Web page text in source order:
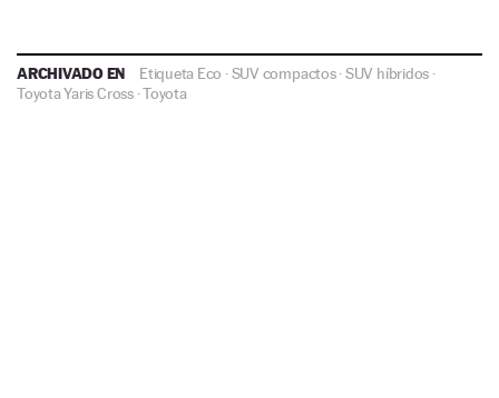
ARCHIVADO EN Etiqueta Eco ·SUV compactos·SUV híbridos ·
Toyota Yaris Cross·Toyota